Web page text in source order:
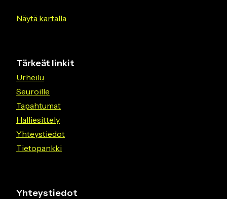
Näytä kartalla
Tärkeät linkit
Urheilu
Seuroille
Tapahtumat
Halliesittely
Yhteystiedot
Tietopankki
Yhteystiedot